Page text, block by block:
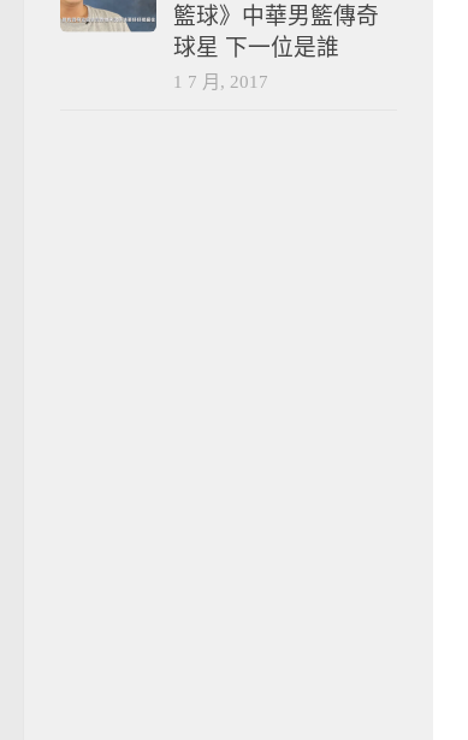
籃球》中華男籃傳奇
球星 下一位是誰
1 7 月, 2017